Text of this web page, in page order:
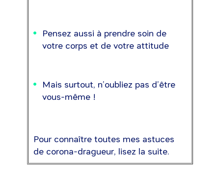
Pensez aussi à prendre soin de
votre corps et de votre attitude
Mais surtout, n’oubliez pas d’être
vous-même !
Pour connaître toutes mes astuces
de corona-dragueur, lisez la suite.